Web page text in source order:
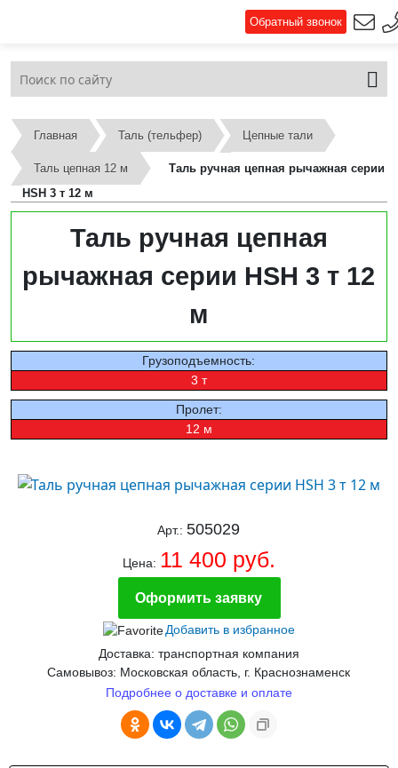
Обратный звонок
Главная Таль (тельфер) Цепные тали
Таль цепная 12 м
Таль ручная цепная рычажная серии
HSH 3 т 12 м
Таль ручная цепная
рычажная серии HSH 3 т 12
м
Грузоподъемность:
3 т
Пролет:
12 м
Арт.:505029
Цена: 11 400 руб.
Оформить заявку
Добавить в избранное
Доставка: транспортная компания
Самовывоз: Московская область, г. Краснознаменск
Подробнее о доставке и оплате